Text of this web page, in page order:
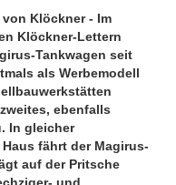
Klöckner - Im
Klöckner-Lettern
Tankwagen seit
als Werbemodell
ebenfalls
In gleicher
fährt der Magirus-
auf der Pritsche